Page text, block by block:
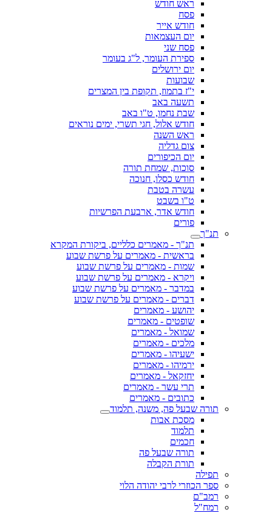
ראש חודש
פסח
חודש אייר
יום העצמאות
פסח שני
ספירת העומר, ל"ג בעומר
יום ירושלים
שבועות
י"ז בתמוז, תקופת בין המצרים
תשעה באב
שבת נחמו, ט"ו באב
חודש אלול, חגי תשרי, ימים נוראים
ראש השנה
צום גדליה
יום הכיפורים
סוכות, שמחת תורה
חודש כסלו, חנוכה
עשרה בטבת
ט"ו בשבט
חודש אדר, ארבעת הפרשיות
פורים
תנ"ך
תנ"ך - מאמרים כלליים, ביקורת המקרא
בראשית - מאמרים על פרשת שבוע
שמות - מאמרים על פרשת שבוע
ויקרא - מאמרים על פרשת שבוע
במדבר - מאמרים על פרשת שבוע
דברים - מאמרים על פרשת שבוע
יהושע - מאמרים
שופטים - מאמרים
שמואל - מאמרים
מלכים - מאמרים
ישעיהו - מאמרים
ירמיהו - מאמרים
יחזקאל - מאמרים
תרי עשר - מאמרים
כתובים - מאמרים
תורה שבעל פה, משנה, תלמוד
מסכת אבות
תלמוד
חכמים
תורה שבעל פה
תורת הקבלה
תפילה
ספר הכוזרי לרבי יהודה הלוי
רמב"ם
רמח"ל